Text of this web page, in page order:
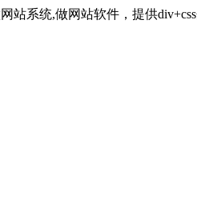
站系统,做网站软件，提供div+css